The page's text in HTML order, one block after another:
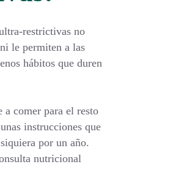
restrictivas no
le permiten a las
hábitos que duren
a comer para el resto
instrucciones que
por un año.
nutricional